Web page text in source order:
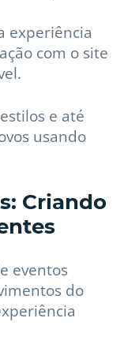
experiência
com o site
e até
usando
Criando
eventos
do